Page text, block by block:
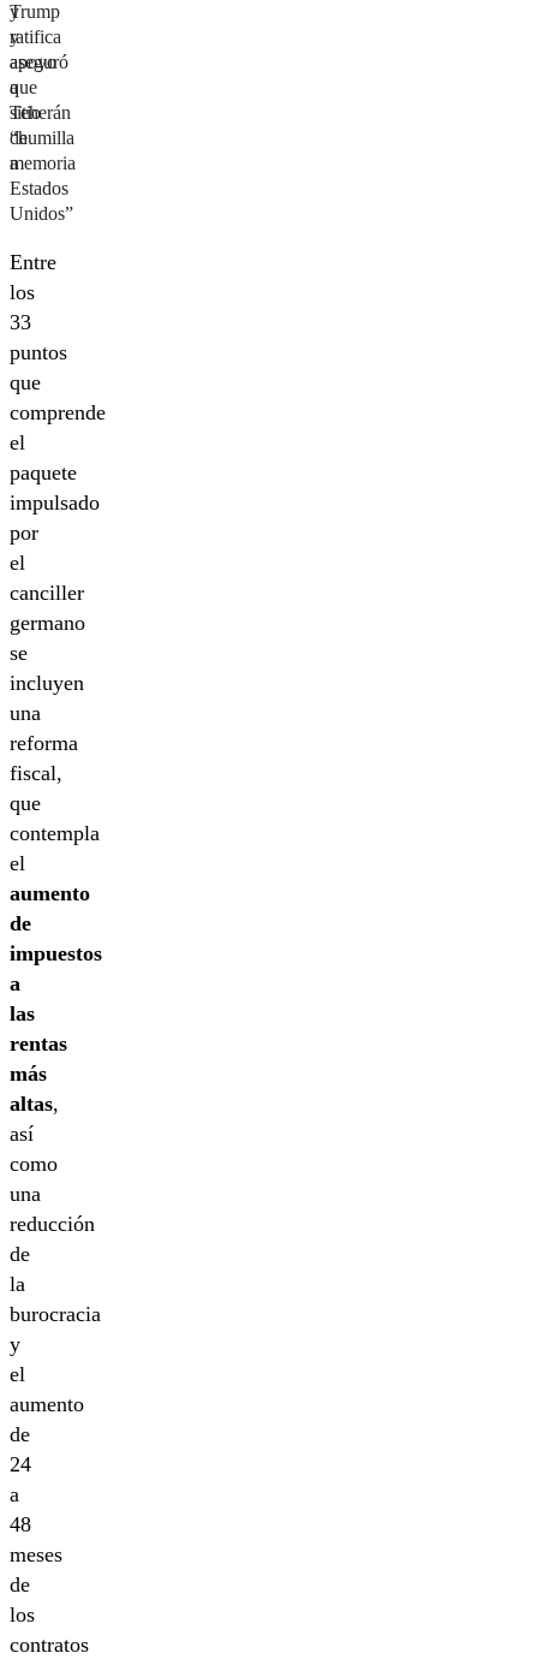
Trump
y
aseguró
que
Teherán
“humilla
a
Estados
Unidos”
y
ratifica
apoyo
a
sitio
de
memoria
Entre
los
33
puntos
que
comprende
el
paquete
impulsado
por
el
canciller
germano
se
incluyen
una
reforma
fiscal,
que
contempla
el
aumento
de
impuestos
a
las
rentas
más
altas,
así
como
una
reducción
de
la
burocracia
y
el
aumento
de
24
a
48
meses
de
los
contratos